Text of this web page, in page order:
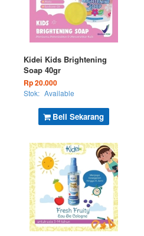
Beli Sekarang
Kidei Kids Brightening
Soap 40gr
Rp 20.000
Stok: Available